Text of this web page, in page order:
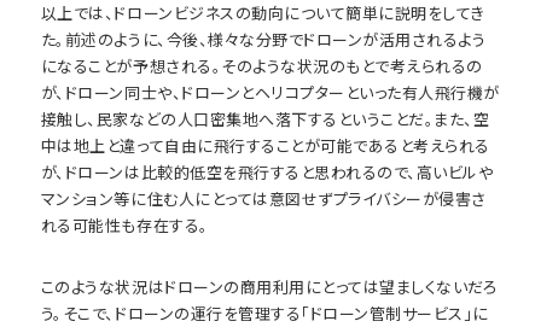
以上では、ドローンビジネスの動向について簡単に説明をしてき
た。前述のように、今後、様々な分野でドローンが活用されるよう
になることが予想される。そのような状況のもとで考えられるの
が、ドローン同士や、ドローンとヘリコプターといった有人飛行機が
接触し、民家などの人口密集地へ落下するということだ。また、空
中は地上と違って自由に飛行することが可能であると考えられる
が、ドローンは比較的低空を飛行すると思われるので、高いビルや
マンション等に住む人にとっては意図せずプライバシーが侵害さ
れる可能性も存在する。
このような状況はドローンの商用利用にとっては望ましくないだろ
う。そこで、ドローンの運行を管理する「ドローン管制サービス」に